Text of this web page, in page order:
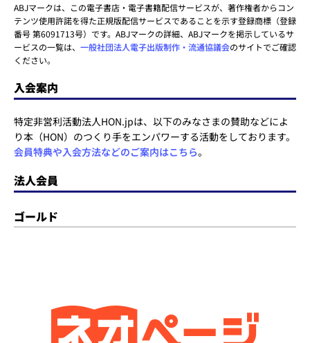
ABJマークは、この電子書店・電子書籍配信サービスが、著作権者からコン
テンツ使用許諾を得た正規版配信サービスであることを示す登録商標（登録
番号 第6091713号）です。ABJマークの詳細、ABJマークを掲示しているサ
ービスの一覧は、 一般社団法人電子出版制作・流通協議会のサイトでご確認
ください。
入会案内
特定非営利活動法人HON.jpは、以下のみなさまの賛助などによ
り本（HON）のつくり手をエンパワーする活動をしております。
会員特典や入会方法などのご案内はこちら。
法人会員
ゴールド